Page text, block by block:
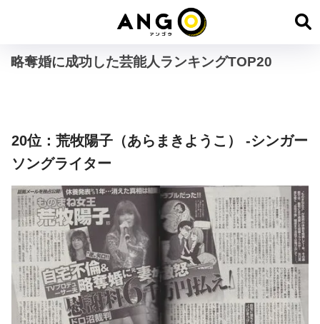
略奪婚に成功した芸能人ランキングTOP20
20位：荒牧陽子（あらまきようこ） -シンガー
ソングライター